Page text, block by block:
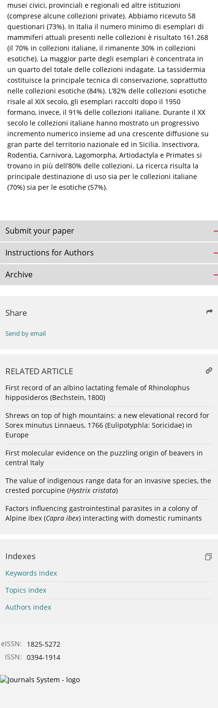
musei civici, provinciali e regionali ed altre istituzioni
(comprese alcune collezioni private). Abbiamo ricevuto 58
questionari (73%). In Italia il numero minimo di esemplari di
mammiferi attuali presenti nelle collezioni è risultato 161.268
(il 70% in collezioni italiane, il rimanente 30% in collezioni
esotiche). La maggior parte degli esemplari è concentrata in
un quarto del totale delle collezioni indagate. La tassidermia
costituisce la principale tecnica di conservazione, soprattutto
nelle collezioni esotiche (84%). L’82% delle collezioni esotiche
risale al XIX secolo, gli esemplari raccolti dopo il 1950
formano, invece, il 91% delle collezioni italiane. Durante il XX
secolo le collezioni italiane hanno mostrato un progressivo
incremento numerico insieme ad una crescente diffusione su
gran parte del territorio nazionale ed in Sicilia. Insectivora,
Rodentia, Carnivora, Lagomorpha, Artiodactyla e Primates si
trovano in più dell’80% delle collezioni. La ricerca risulta la
principale destinazione di uso sia per le collezioni italiane
(70%) sia per le esotiche (57%).
Submit your paper
Instructions for Authors
Archive
Share
Send by email
RELATED ARTICLE
First record of an albino lactating female of Rhinolophus
hipposideros (Bechstein, 1800)
Shrews on top of high mountains: a new elevational record for
Sorex minutus Linnaeus, 1766 (Eulipotyphla: Soricidae) in
Europe
First molecular evidence on the puzzling origin of beavers in
central Italy
The value of indigenous range data for an invasive species, the
crested porcupine (Hystrix cristata)
Factors influencing gastrointestinal parasites in a colony of
Alpine ibex (Capra ibex) interacting with domestic ruminants
Indexes
Keywords index
Topics index
Authors index
eISSN:
1825-5272
ISSN: 0394-1914